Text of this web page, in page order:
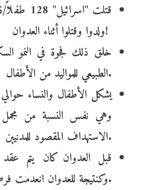
قتلت
ولدوا وقتلوا أثناء العدوان!
الطبيعي للمواليد من الأطفال.
وهي نفس النسبة من مجمل
الاستهداف المقصود للمدنيين.
وكنتيجة للعدوان انعدمت فرص الزواج.